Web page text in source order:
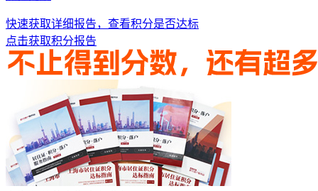
快速获取详细报告，查看积分是否达标
点击获取积分报告